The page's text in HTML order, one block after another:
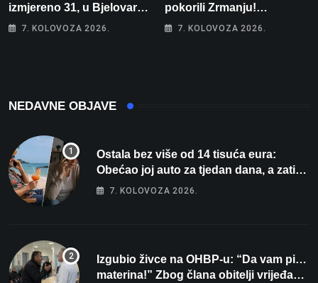
izmjereno 31, u Bjelovaru
malo više od 25. Stiže nam
7. KOLOVOZA 2026.
pokorili Zrmanju!
Magdalena i Tomislav
7. KOLOVOZA 2026.
NEDAVNE OBJAVE
Ostala bez više od 14 tisuća eura:
Obećao joj auto za tjedan dana, a zatim
izmišljao opravdanja
7. KOLOVOZA 2026.
Izgubio živce na OHBP-u: “Da vam pi…
materina!” Zbog člana obitelji vrijeđao i